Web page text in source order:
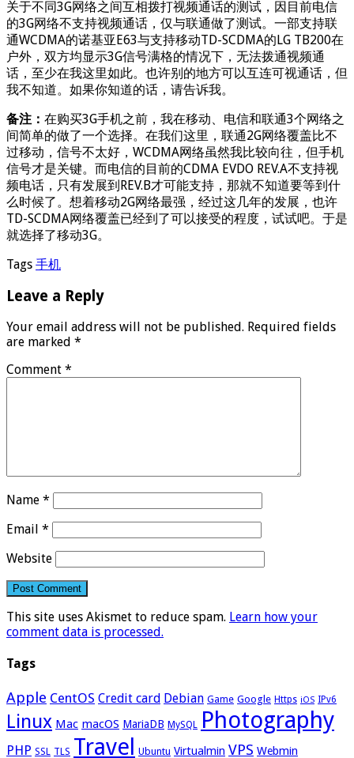
关于不同3G网络之间互相拨打视频通话的测试，因目前电信
的3G网络不支持视频通话，仅与联通做了测试。一部支持联
通WCDMA的诺基亚E63与支持移动TD-SCDMA的LG TB200在
户外，双方均显示3G信号满格的情况下，无法拨通视频通
话，至少在我这里如此。也许别的地方可以互连可视通话，但
我不知道。如果你知道的话，请告诉我。
备注： 在购买3G手机之前，我在移动、电信和联通3个网络之
间简单的做了一个选择。在我们这里，联通2G网络覆盖比不
过移动，信号不太好，WCDMA网络虽然我比较向往，但手机
信号才是关键。而电信的目前的CDMA EVDO REV.A不支持视
频电话，只有发展到REV.B才可能支持，那就不知道要等到什
么时候了。想着移动2G网络最强，经过这几年的发展，也许
TD-SCDMA网络覆盖已经到了可以接受的程度，试试吧。于是
就选择了移动3G。
Tags 手机
Leave a Reply
Your email address will not be published. Required fields
are marked *
Comment *
Name *
Email *
Website
This site uses Akismet to reduce spam. Learn how your
comment data is processed.
Tags
Apple CentOS Credit card Debian Game Google Https iOS IPv6
Linux Mac macOS MariaDB MySQL Photography
PHP SSL TLS Travel Ubuntu Virtualmin VPS Webmin